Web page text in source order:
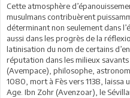
Cette atmosphère
musulmans contribuèrent
déterminant non seulement dans
aussi dans les progrès de la
latinisation du nom de certains
réputation dans les milieux
(Avempace), philosophe,
1080, mort à Fès vers 1138,
Age. Ibn Zohr (Avenzoar), le